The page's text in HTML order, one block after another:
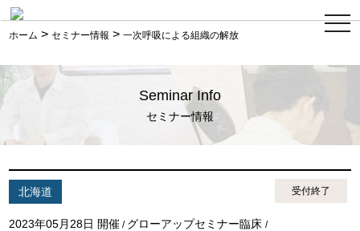
ホーム >セミナー情報 >一次呼吸による組織の解放
Seminar Info
セミナー情報
北海道 受付終了
2023年05月28日 開催 / グローアップセミナー臨床/
ス
マ
メ